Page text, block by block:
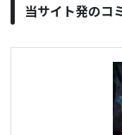
当サイト発のコ